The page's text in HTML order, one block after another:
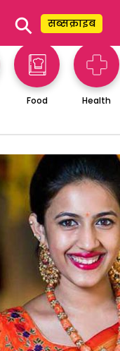
⚲ सब्सक्राइब
Food Health